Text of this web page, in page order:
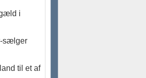
i
sælger
til et af